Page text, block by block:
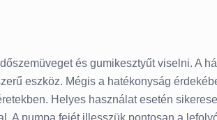
és gumikesztyűt viselni. A
eszköz. Mégis a hatékonyság
Helyes használat esetén
A pumpa fejét illesszük pontosan a